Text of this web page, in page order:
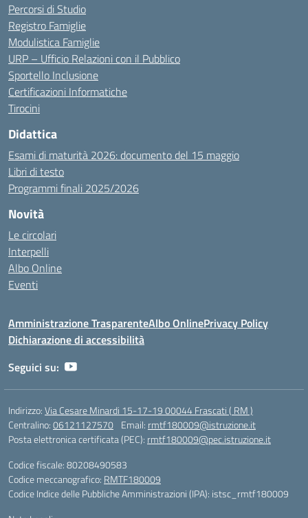
Percorsi di Studio
Registro Famiglie
Modulistica Famiglie
URP – Ufficio Relazioni con il Pubblico
Sportello Inclusione
Certificazioni Informatiche
Tirocini
Didattica
Esami di maturità 2026: documento del 15 maggio
Libri di testo
Programmi finali 2025/2026
Novità
Le circolari
Interpelli
Albo Online
Eventi
Amministrazione TrasparenteAlbo OnlinePrivacy Policy
Dichiarazione di accessibilità
Seguici su:
Indirizzo:Via Cesare Minardi 15-17-19 00044 Frascati ( RM )
Centralino:06121127570 Email: rmtf180009@istruzione.it
Posta elettronica certificata (PEC): rmtf180009@pec.istruzione.it
Codice fiscale: 80208490583
Codice meccanografico: RMTF180009
Codice Indice delle Pubbliche Amministrazioni (IPA): istsc_rmtf180009